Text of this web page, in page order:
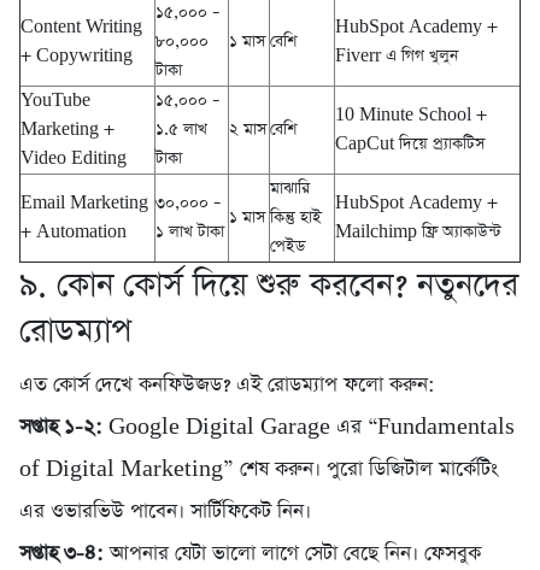
Content Writing
+ Copywriting
১৫,০০০ –
৮০,০০০
টাকা
১ মাস বেশি
HubSpot Academy +
Fiverr এ গিগ খুলুন
YouTube
Marketing +
Video Editing
১৫,০০০ –
১.৫ লাখ
টাকা
২ মাসবেশি
10 Minute School +
CapCut দিয়ে প্র্যাকটিস
Email Marketing
+ Automation
৩০,০০০ –
১ লাখ টাকা
১ মাস
মাঝারি
কিন্তু হাই
পেইড
HubSpot Academy +
Mailchimp ফ্রি অ্যাকাউন্ট
৯. কোন কোর্স দিয়ে শুরু করবেন? নতুনদের
রোডম্যাপ
এত কোর্স দেখে কনফিউজড? এই রোডম্যাপ ফলো করুন:
সপ্তাহ ১-২: Google Digital Garage এর “Fundamentals
of Digital Marketing” শেষ করুন। পুরো ডিজিটাল মার্কেটিং
এর ওভারভিউ পাবেন। সার্টিফিকেট নিন।
সপ্তাহ ৩-৪: আপনার যেটা ভালো লাগে সেটা বেছে নিন। ফেসবুক